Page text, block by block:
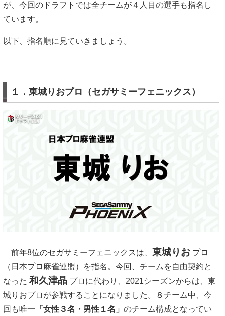
が、今回のドラフトでは全チームが４人目の選手も指名し
ています。
以下、指名順に見ていきましょう。
１．東城りおプロ（セガサミーフェニックス）
前年8位のセガサミーフェニックスは、 東城りお プロ
（日本プロ麻雀連盟）を指名。今回、チームを自由契約と
なった 和久津晶 プロに代わり、2021シーズンからは、東
城りおプロが参戦することになりました。８チーム中、今
回も唯一 「女性３名・男性１名」 のチーム構成となってい